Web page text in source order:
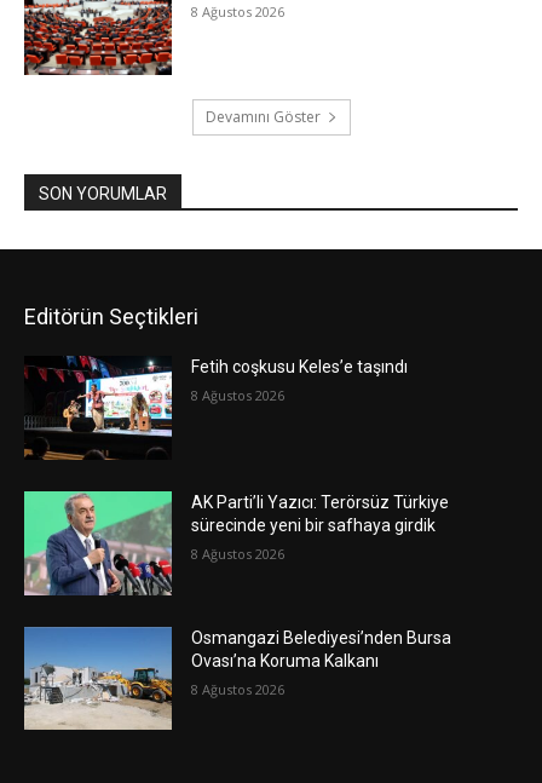
8 Ağustos 2026
Devamını Göster
SON YORUMLAR
Editörün Seçtikleri
Fetih coşkusu Keles’e taşındı
8 Ağustos 2026
AK Parti’li Yazıcı: Terörsüz Türkiye
sürecinde yeni bir safhaya girdik
8 Ağustos 2026
Osmangazi Belediyesi’nden Bursa
Ovası’na Koruma Kalkanı
8 Ağustos 2026